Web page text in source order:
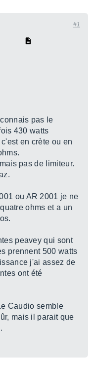
#1
pas le
430 watts
en crète ou en
pas de limiteur.
ou AR 2001 je ne
ohms et a un
peavey qui sont
prennent 500 watts
j'ai assez de
ont été
Caudio semble
mais il parait que